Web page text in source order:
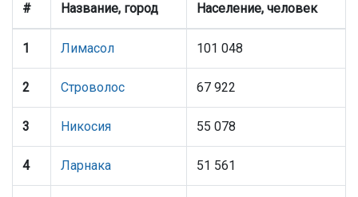
# Название, город Население, человек
1 Лимасол 101 048
2 Строволос 67 922
3 Никосия 55 078
4 Ларнака 51 561